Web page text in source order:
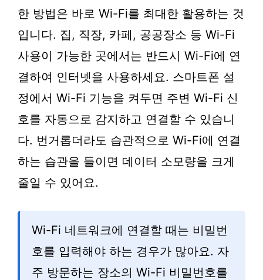
한 방법은 바로 Wi-Fi를 최대한 활용하는 것
입니다. 집, 직장, 카페, 공공장소 등 Wi-Fi
사용이 가능한 곳에서는 반드시 Wi-Fi에 연
결하여 인터넷을 사용하세요. 스마트폰 설
정에서 Wi-Fi 기능을 켜두면 주변 Wi-Fi 신
호를 자동으로 감지하고 연결할 수 있습니
다. 번거롭더라도 습관적으로 Wi-Fi에 연결
하는 습관을 들이면 데이터 소모량을 크게
줄일 수 있어요.
Wi-Fi 네트워크에 연결할 때는 비밀번
호를 입력해야 하는 경우가 많아요. 자
주 방문하는 장소의 Wi-Fi 비밀번호를